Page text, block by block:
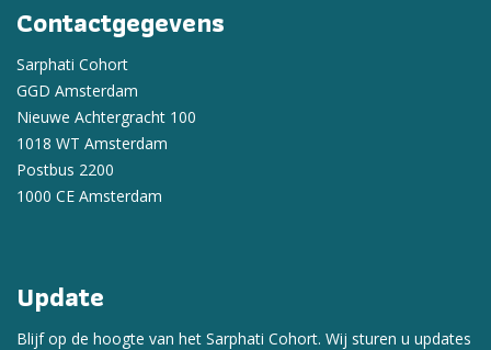
Contactgegevens
Sarphati Cohort
GGD Amsterdam
Nieuwe Achtergracht 100
1018 WT Amsterdam
Postbus 2200
1000 CE Amsterdam
Update
Blijf op de hoogte van het Sarphati Cohort. Wij sturen u updates